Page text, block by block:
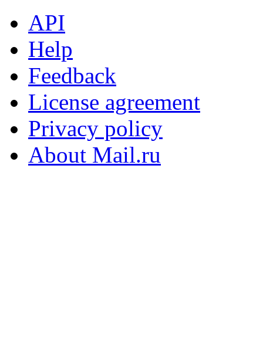
API
Help
Feedback
License agreement
Privacy policy
About Mail.ru